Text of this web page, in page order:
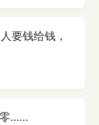
要钱给钱，
零……